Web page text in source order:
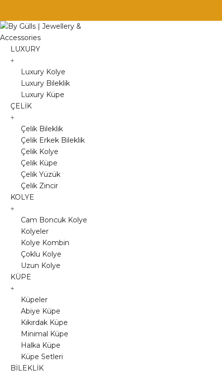
Skip
to
content
LUXURY
Luxury Kolye
Luxury Bileklik
Luxury Küpe
ÇELİK
Çelik Bileklik
Çelik Erkek Bileklik
Çelik Kolye
Çelik Küpe
Çelik Yüzük
Çelik Zincir
KOLYE
Cam Boncuk Kolye
Kolyeler
Kolye Kombin
Çoklu Kolye
Uzun Kolye
KÜPE
Küpeler
Abiye Küpe
Kıkırdak Küpe
Minimal Küpe
Halka Küpe
Küpe Setleri
BİLEKLİK